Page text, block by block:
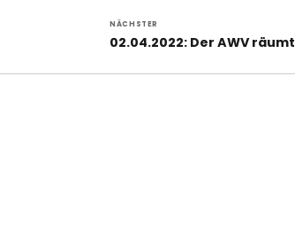
NÄCHSTER
Nächster
02.04.2022: Der AWV